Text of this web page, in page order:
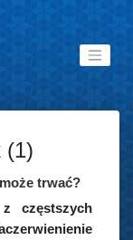
(1)
trwać?
częstszych